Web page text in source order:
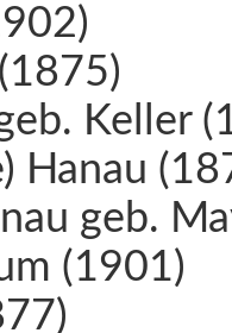
Keller
Hanau
geb.
(1901)